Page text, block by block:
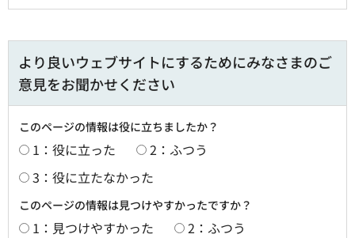
より良いウェブサイトにするためにみなさまのご
意見をお聞かせください
このページの情報は役に立ちましたか？
1：役に立った
2：ふつう
3：役に立たなかった
このページの情報は見つけやすかったですか？
1：見つけやすかった
2：ふつう